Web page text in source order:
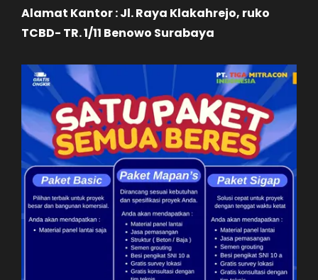
Alamat Kantor : Jl. Raya Klakahrejo, ruko
TCBD- TR. 1/11 Benowo Surabaya